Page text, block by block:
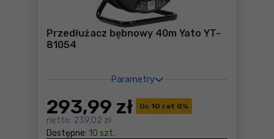
Przedłużacz bębnowy 40m Yato YT-
81054
Parametry
Do 10 rat 0%
293,99 zł
netto: 239,02 zł
Dostępne: 10 szt.